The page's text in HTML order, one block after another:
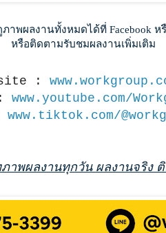
าพผลงานทั้งหมดได้ที่ Facebook ห
หรือติดตามรับชมผลงานเพิ่มเติม
:
www.youtube.com/
www.tiktok.com/
ภาพผลงานทุกวัน ผลงานจริง